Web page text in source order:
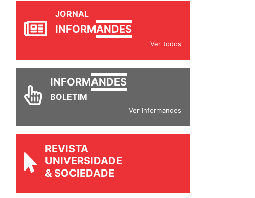
JORNAL
Ver todos
INFORM
Ver Informandes
REVISTA
UNIVERSIDADE